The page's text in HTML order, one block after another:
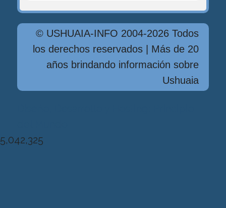
© USHUAIA-INFO 2004-2026 Todos
los derechos reservados | Más de 20
años brindando información sobre
Ushuaia
5,042,325